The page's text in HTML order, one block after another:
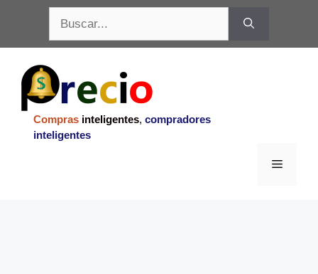
contenido
Compras inteligentes, compradores
inteligentes
Menu